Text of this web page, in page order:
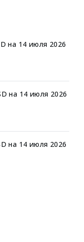
на 14 июля 2026
на 14 июля 2026
на 14 июля 2026